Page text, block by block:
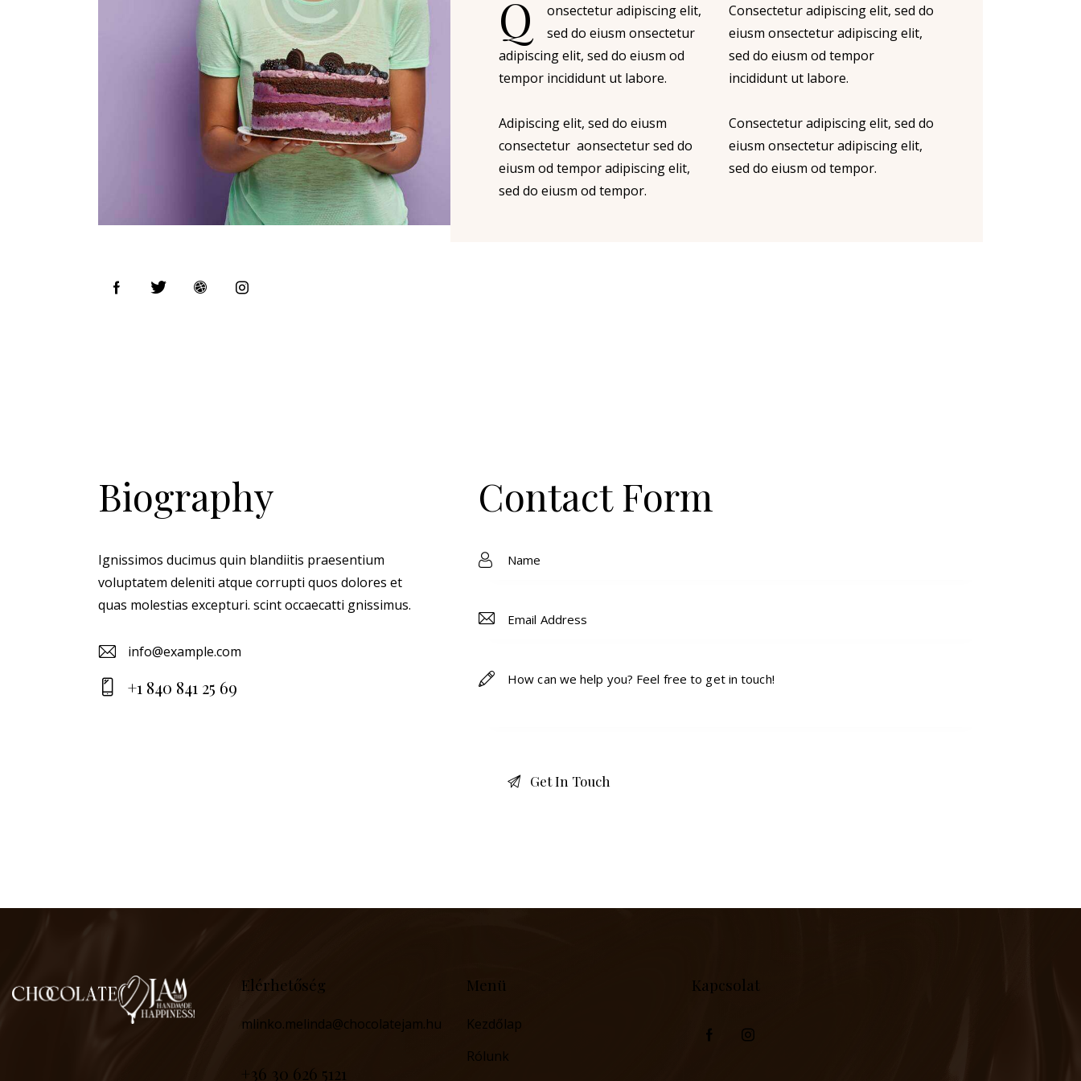
Q
onsectetur adipiscing elit,
sed do eiusm onsectetur
adipiscing elit, sed do eiusm od
tempor incididunt ut labore.
Adipiscing elit, sed do eiusm
consectetur aonsectetur sed do
eiusm od tempor adipiscing elit,
sed do eiusm od tempor.
Consectetur adipiscing elit, sed do
eiusm onsectetur adipiscing elit,
sed do eiusm od tempor
incididunt ut labore.
Consectetur adipiscing elit, sed do
eiusm onsectetur adipiscing elit,
sed do eiusm od tempor.
Biography
Ignissimos ducimus quin blandiitis praesentium
voluptatem deleniti atque corrupti quos dolores et
quas molestias excepturi. scint occaecatti gnissimus.
E-
m
info@example.com
+1 840 841 25 69
Contact Form
Elérhetőség
mlinko.melinda@chocolatejam.hu
‪+36 30 626 5121‬
Menü
Kezdőlap
Rólunk
Kapcsolat